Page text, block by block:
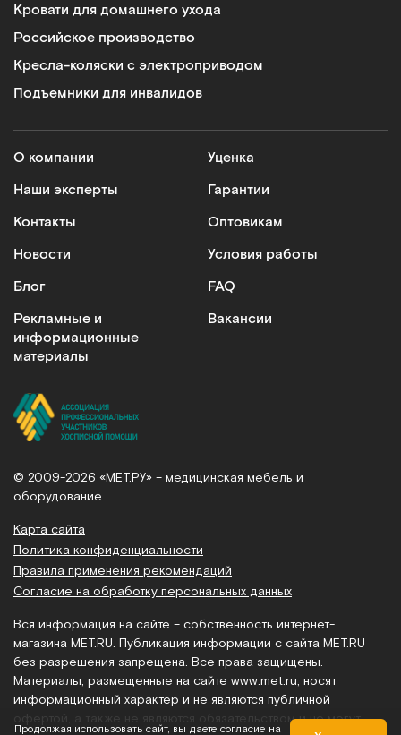
Кровати для домашнего ухода
Российское производство
Кресла-коляски с электроприводом
Подъемники для инвалидов
О компании
Наши эксперты
Контакты
Новости
Блог
Рекламные и
информационные
материалы
Уценка
Гарантии
Оптовикам
Условия работы
FAQ
Вакансии
© 2009-2026 «МЕТ.РУ» – медицинская мебель и
оборудование
Карта сайта
Политика конфиденциальности
Правила применения рекомендаций
Согласие на обработку персональных данных
Вся информация на сайте – собственность интернет-
магазина MET.RU. Публикация информации с сайта MET.RU
без разрешения запрещена. Все права защищены.
Материалы, размещенные на сайте www.met.ru , носят
информационный характер и не являются публичной
офертой, а также не являются обязательством и не могут
Продолжая использовать сайт, вы даете согласие на